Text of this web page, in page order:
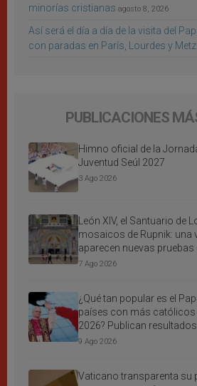
minorías cristianas agosto 8, 2026
Así será el día a día de la visita del
con paradas en París, Lourdes y Metz
PUBLICACIONES
Himno oficial de la
Juventud Seúl 2027
3 Ago 2026
León XIV, el Santuario de
mosaicos de Rupnik: una
aparecen nuevas pruebas
7 Ago 2026
¿Qué tan popular es el
países con más católicos
2026? Publican
9 Ago 2026
Vaticano transparenta su